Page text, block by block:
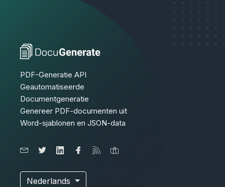
PDF-Generatie API
Geautomatiseerde
Documentgeneratie
Genereer PDF-documenten uit
Word-sjablonen en JSON-data
Nederlands